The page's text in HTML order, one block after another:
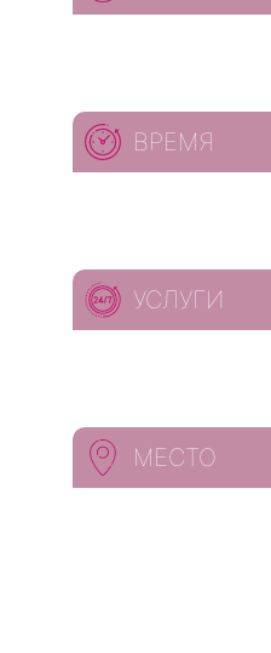
ВРЕМЯ
УСЛУГИ
МЕСТО